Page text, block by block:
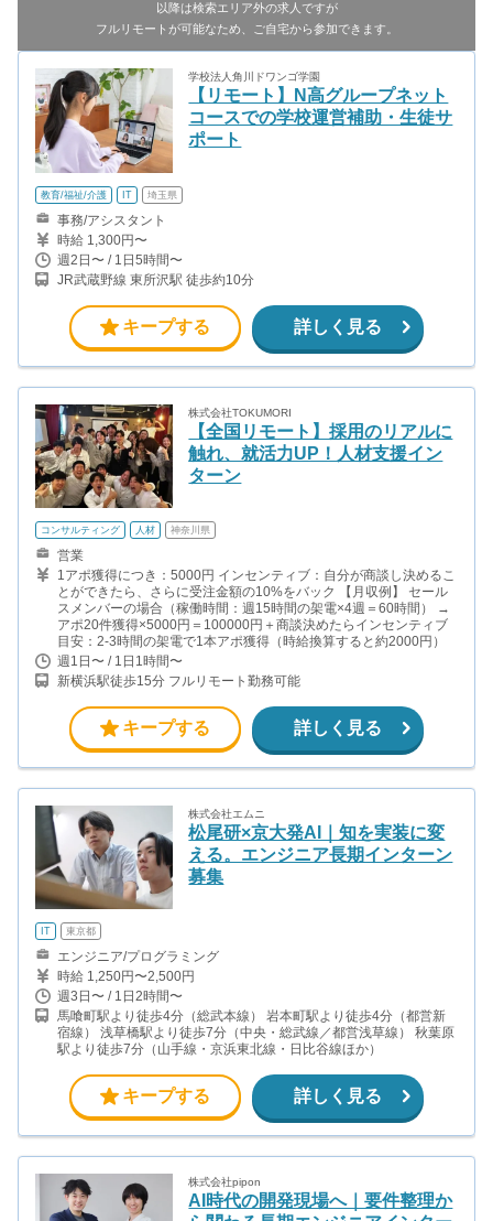
以降は検索エリア外の求人ですが
フルリモートが可能なため、ご自宅から参加できます。
学校法人角川ドワンゴ学園
【リモート】N高グループネット
コースでの学校運営補助・生徒サ
ポート
教育/福祉/介護 IT 埼玉県
事務/アシスタント
時給 1,300円〜
週2日〜 / 1日5時間〜
JR武蔵野線 東所沢駅 徒歩約10分
キープする 詳しく見る
株式会社TOKUMORI
【全国リモート】採用のリアルに
触れ、就活力UP！人材支援イン
ターン
コンサルティング 人材 神奈川県
営業
1アポ獲得につき：5000円 インセンティブ：自分が商談し決めるこ
とができたら、さらに受注金額の10%をバック 【月収例】 セール
スメンバーの場合（稼働時間：週15時間の架電×4週＝60時間） →
アポ20件獲得×5000円＝100000円＋商談決めたらインセンティブ
目安：2-3時間の架電で1本アポ獲得（時給換算すると約2000円）
週1日〜 / 1日1時間〜
新横浜駅徒歩15分 フルリモート勤務可能
キープする 詳しく見る
株式会社エムニ
松尾研×京大発AI｜知を実装に変
える。エンジニア長期インターン
募集
IT 東京都
エンジニア/プログラミング
時給 1,250円〜2,500円
週3日〜 / 1日2時間〜
馬喰町駅より徒歩4分（総武本線） 岩本町駅より徒歩4分（都営新
宿線） 浅草橋駅より徒歩7分（中央・総武線／都営浅草線） 秋葉原
駅より徒歩7分（山手線・京浜東北線・日比谷線ほか）
キープする 詳しく見る
株式会社pipon
AI時代の開発現場へ｜要件整理か